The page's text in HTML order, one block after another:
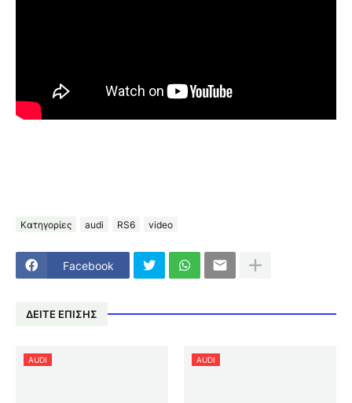
Κατηγορίες audi RS6 video
Facebook
ΔΕΙΤΕ ΕΠΙΣΗΣ
AUDI AUDI